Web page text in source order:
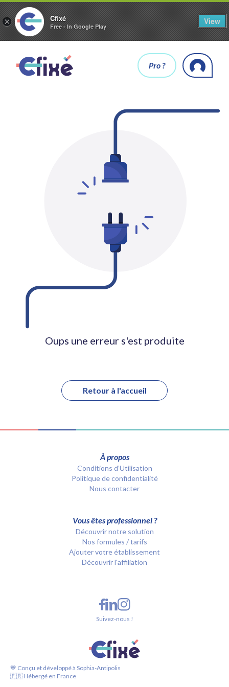
× Cfixé
Free - In Google Play
View
Pro ?
Oups une erreur s'est produite
Retour à l'accueil
À propos
Conditions d’Utilisation
Politique de confidentialité
Nous contacter
Vous êtes professionnel ?
Découvrir notre solution
Nos formules / tarifs
Ajouter votre établissement
Découvrir l'affiliation
💙 Conçu et développé à Sophia-Antipolis
🇫🇷 Hébergé en France
Suivez-nous !